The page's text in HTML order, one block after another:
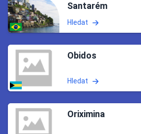
Santarém
Hledat
Obidos
Hledat
Oriximina